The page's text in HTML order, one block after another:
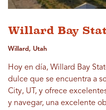
Willard Bay
Willard, Utah
Hoy en día, Willard Bay
dulce que se encuentra a
City, UT, y ofrece
y navegar, una excelente